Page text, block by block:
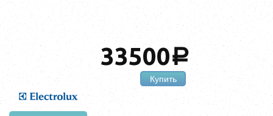
33500a
Купить